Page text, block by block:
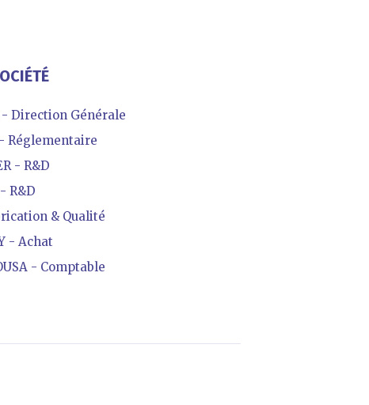
Direction Générale
Réglementaire
- R&D
R&D
& Qualité
- Achat
- Comptable